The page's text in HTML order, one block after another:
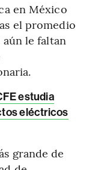
en México
el promedio
le faltan
estudia
eléctricos
grande de